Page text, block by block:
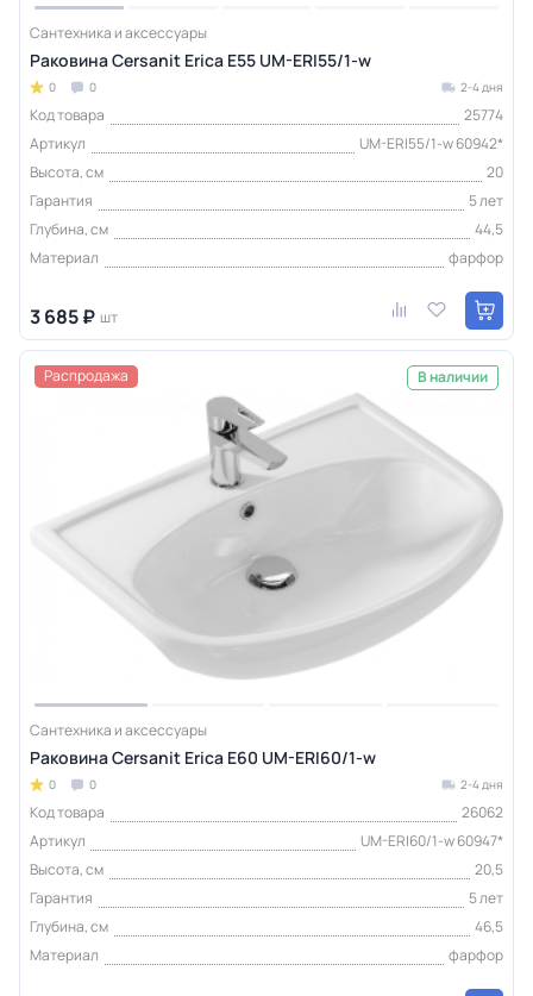
Сантехника и аксессуары
Раковина Cersanit Erica E55 UM-ERI55/1-w
0 0 2-4 дня
Код товара
25774
Артикул
UM-ERI55/1-w 60942*
Высота, см
20
Гарантия
5 лет
Глубина, см
44,5
Материал
фарфор
3 685 ₽ шт
Распродажа В наличии
Сантехника и аксессуары
Раковина Cersanit Erica E60 UM-ERI60/1-w
0 0 2-4 дня
Код товара
26062
Артикул
UM-ERI60/1-w 60947*
Высота, см
20,5
Гарантия
5 лет
Глубина, см
46,5
Материал
фарфор